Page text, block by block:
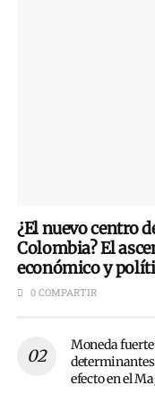
¿El nuevo centro
Colombia? El
económico y
0 COMPARTIR
Moneda
determinantes
efecto en el